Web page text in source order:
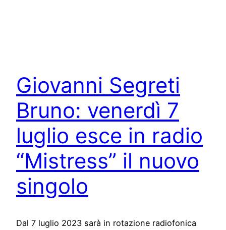
Giovanni Segreti
Bruno: venerdì 7
luglio esce in radio
“Mistress” il nuovo
singolo
Dal 7 luglio 2023 sarà in rotazione radiofonica